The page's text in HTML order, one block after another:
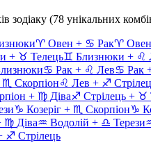
зодіаку (78 унікальних
♈ Овен + ♋ Рак♈ Овен
+ ♉ Телець♊ Близнюки + ♌
♋ Рак + ♌ Лев♋ Рак
♏ Скорпіон♌ Лев + ♐
+ ♍ Діва♐ Стрілець + ♉
♑ Козеріг + ♏ Скорпіон♑
♍ Діва♒ Водолій + ♎ Терези
♐ Стрілець